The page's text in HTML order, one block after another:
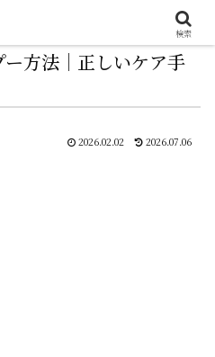
ー方法│正しいケア手
2026.02.02 2026.07.06
検索